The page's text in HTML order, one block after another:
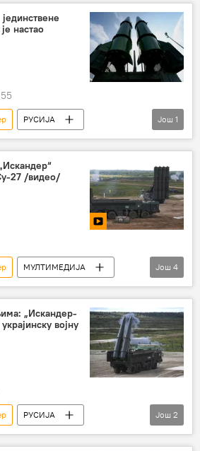
у Украјини – вести
настао
РУСИЈА
војска и наоружање
Још 1
27 /видео/
МУЛТИМЕДИЈА
у Украјини – вести
Још 4
„Искандер-
војну
РУСИЈА
војска и наоружање
Још 2